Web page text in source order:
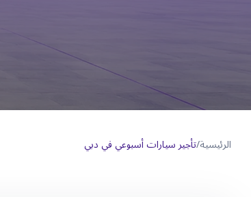
الرئيسية/تأجير سيارات أسبوعي في دبي